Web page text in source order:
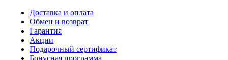
Доставка и оплата
Обмен и возврат
Гарантия
Акции
Подарочный сертификат
Бонусная программа